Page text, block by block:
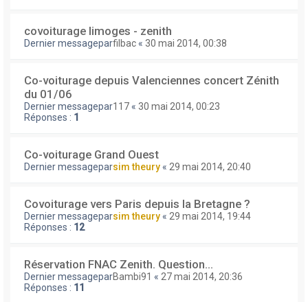
covoiturage limoges - zenith
Dernier messageparfilbac « 30 mai 2014, 00:38
Co-voiturage depuis Valenciennes concert Zénith
du 01/06
Dernier messagepar117 « 30 mai 2014, 00:23
Réponses : 1
Co-voiturage Grand Ouest
Dernier messageparsim theury « 29 mai 2014, 20:40
Covoiturage vers Paris depuis la Bretagne ?
Dernier messageparsim theury « 29 mai 2014, 19:44
Réponses : 12
Réservation FNAC Zenith. Question...
Dernier messageparBambi91 « 27 mai 2014, 20:36
Réponses : 11